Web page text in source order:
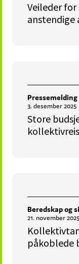
Veileder
anstendige
Pressemelding
3. desember 2025
Store
Beredskap og
21. november 2025
påkoblede